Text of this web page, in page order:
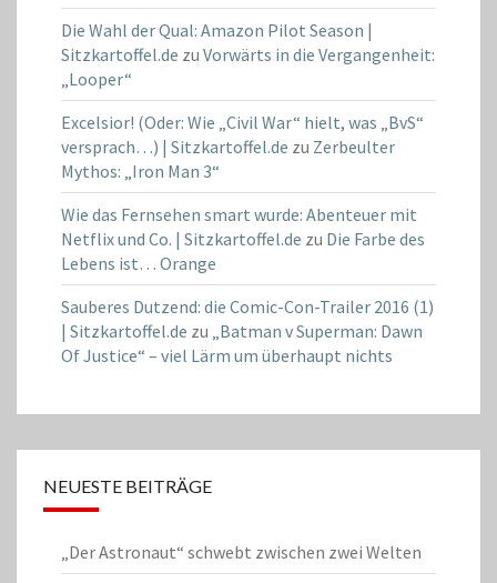
Die Wahl der Qual: Amazon Pilot Season |
Sitzkartoffel.de zu Vorwärts in die Vergangenheit:
„Looper“
Excelsior! (Oder: Wie „Civil War“ hielt, was „BvS“
versprach…) | Sitzkartoffel.de zu Zerbeulter
Mythos: „Iron Man 3“
Wie das Fernsehen smart wurde: Abenteuer mit
Netflix und Co. | Sitzkartoffel.de zu Die Farbe des
Lebens ist… Orange
Sauberes Dutzend: die Comic-Con-Trailer 2016 (1)
| Sitzkartoffel.de zu „Batman v Superman: Dawn
Of Justice“ – viel Lärm um überhaupt nichts
NEUESTE BEITRÄGE
„Der Astronaut“ schwebt zwischen zwei Welten